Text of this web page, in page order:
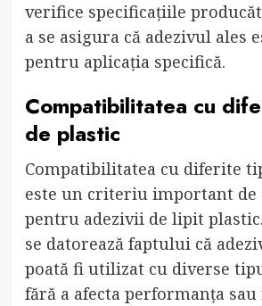
verifice specificațiile
a se asigura că adezivul ales
pentru aplicația specifică.
Compatibilitatea cu
de plastic
Compatibilitatea cu diferite
este un criteriu important de
pentru adezivii de lipit
se datorează faptului că
poată fi utilizat cu diverse
fără a afecta performanța